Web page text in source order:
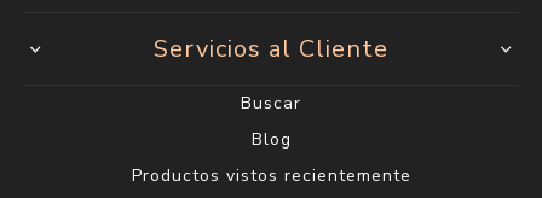
Servicios al Cliente
Buscar
Blog
Productos vistos recientemente